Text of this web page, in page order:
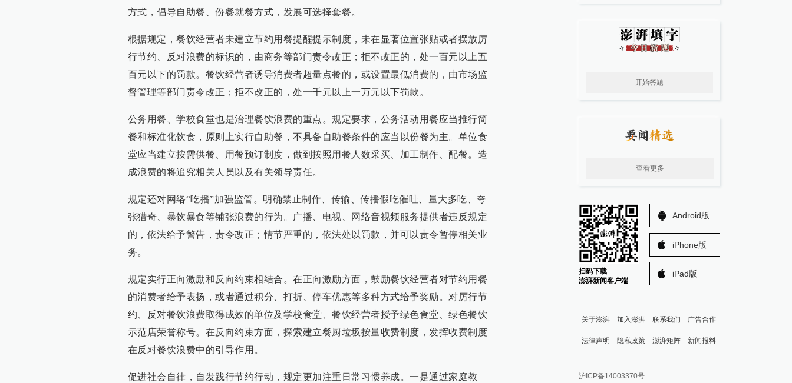
方式，倡导自助餐、份餐就餐方式，发展可选择套餐。
根据规定，餐饮经营者未建立节约用餐提醒提示制度，未在显著位置张贴或者摆放厉
行节约、反对浪费的标识的，由商务等部门责令改正；拒不改正的，处一百元以上五
百元以下的罚款。餐饮经营者诱导消费者超量点餐的，或设置最低消费的，由市场监
督管理等部门责令改正；拒不改正的，处一千元以上一万元以下罚款。
公务用餐、学校食堂也是治理餐饮浪费的重点。规定要求，公务活动用餐应当推行简
餐和标准化饮食，原则上实行自助餐，不具备自助餐条件的应当以份餐为主。单位食
堂应当建立按需供餐、用餐预订制度，做到按照用餐人数采买、加工制作、配餐。造
成浪费的将追究相关人员以及有关领导责任。
规定还对网络“吃播”加强监管。明确禁止制作、传输、传播假吃催吐、量大多吃、夸
张猎奇、暴饮暴食等铺张浪费的行为。广播、电视、网络音视频服务提供者违反规定
的，依法给予警告，责令改正；情节严重的，依法处以罚款，并可以责令暂停相关业
务。
规定实行正向激励和反向约束相结合。在正向激励方面，鼓励餐饮经营者对节约用餐
的消费者给予表扬，或者通过积分、打折、停车优惠等多种方式给予奖励。对厉行节
约、反对餐饮浪费取得成效的单位及学校食堂、餐饮经营者授予绿色食堂、绿色餐饮
示范店荣誉称号。在反向约束方面，探索建立餐厨垃圾按量收费制度，发挥收费制度
在反对餐饮浪费中的引导作用。
促进社会自律，自发践行节约行动，规定更加注重日常习惯养成。一是通过家庭教
开始答题
查看更多
扫码下载
澎湃新闻客户端
Android版
iPhone版
iPad版
关于澎湃 加入澎湃 联系我们 广告合作
法律声明 隐私政策 澎湃矩阵
澎湃新闻公众号
新闻报料
报料邮箱: news@thepaper.cn
沪ICP备14003370号